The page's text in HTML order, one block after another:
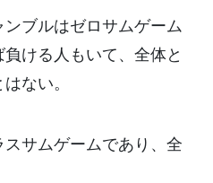
ブルはゼロサムゲーム
ける人もいて、全体と
ない。
サムゲームであり、全